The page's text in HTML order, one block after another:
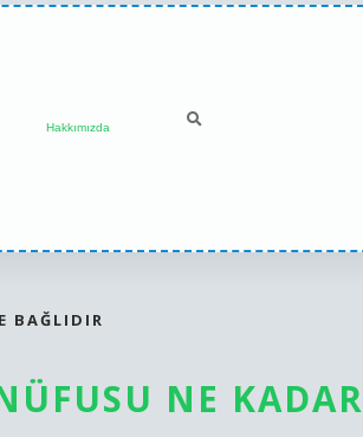
Hakkımızda
BAĞLIDIR
NE KADAR